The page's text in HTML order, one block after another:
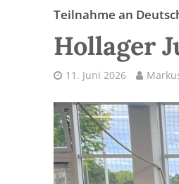
Teilnahme an
Hollager
11. Juni 2026